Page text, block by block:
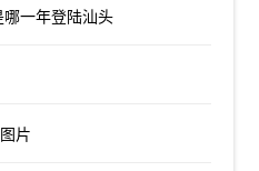
一年登陆汕头
片